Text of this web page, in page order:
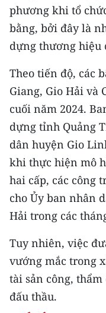
phương khi tổ
bằng, bởi đây là
dựng thương hiệu
Theo tiến độ, các
Giang, Gio Hải và
cuối năm 2024.
dựng tỉnh Quảng
dân huyện Gio
khi thực hiện mô
hai cấp, các công
cho Ủy ban nhân
Hải trong các
Tuy nhiên, việc
vướng mắc trong
tài sản công,
đấu thầu.